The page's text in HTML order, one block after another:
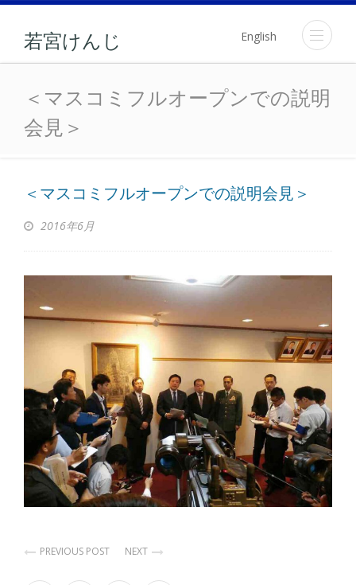
若宮けんじ English
＜マスコミフルオープン
＜マスコミフルオープンでの説明
会見＞
＜マスコミフルオープンでの説明会見＞
2016年6月
PREVIOUS POST NEXT